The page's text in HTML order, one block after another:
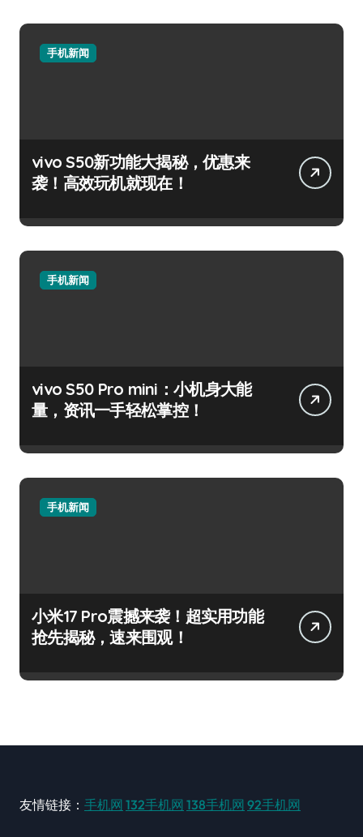
手机新闻
vivo S50新功能大揭秘，优惠来
袭！高效玩机就现在！
手机新闻
vivo S50 Pro mini：小机身大能
量，资讯一手轻松掌控！
手机新闻
小米17 Pro震撼来袭！超实用功能
抢先揭秘，速来围观！
友情链接： 手机网 132手机网 138手机网 92手机网